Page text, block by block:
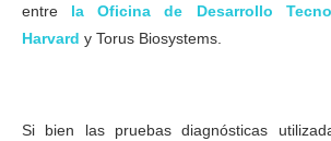
entre la Oficina de Desarrollo
Harvard y Torus Biosystems.
Si bien las pruebas diagnósticas